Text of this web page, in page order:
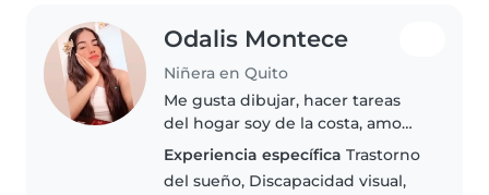
Odalis Montece
Niñera en Quito
Me gusta dibujar, hacer tareas
del hogar soy de la costa, amo
trabajar con niños, tengo
experiencia con bebés niños
Experiencia específica Trastorno
del sueño, Discapacidad visual,